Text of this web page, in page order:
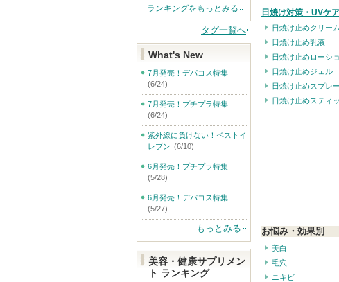
日焼け対策・UVケア
日焼け止めクリーム
日焼け止め乳液
日焼け止めローシ
日焼け止めジェル
日焼け止めスプレー
日焼け止めスティ
お悩み・効果別
美白
毛穴
ニキビ
ランキングをもっとみる
タグ一覧へ
What's New
7月発売！デパコス特集
(6/24)
7月発売！プチプラ特集
(6/24)
紫外線に負けない！ベストイ
レブン (6/10)
6月発売！プチプラ特集
(5/28)
6月発売！デパコス特集
(5/27)
もっとみる
美容・健康サプリメン
ト ランキング